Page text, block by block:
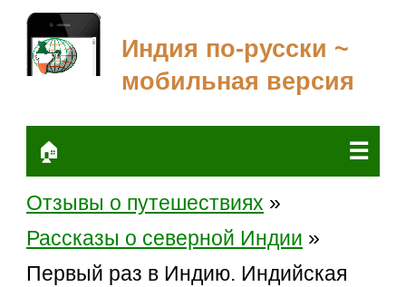
Индия по-русски ~
мобильная версия
🏠 ☰
Отзывы о путешествиях »
Рассказы о северной Индии »
Первый раз в Индию. Индийская